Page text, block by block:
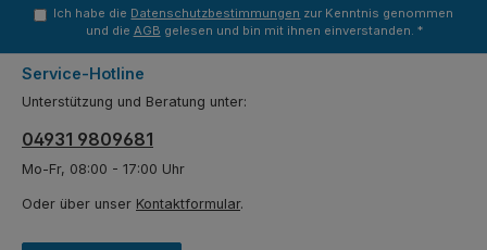
Ich habe die Datenschutzbestimmungen zur Kenntnis genommen
und die AGB gelesen und bin mit ihnen einverstanden. *
Service-Hotline
Unterstützung und Beratung unter:
04931 9809681
Mo-Fr, 08:00 - 17:00 Uhr
Oder über unser Kontaktformular.